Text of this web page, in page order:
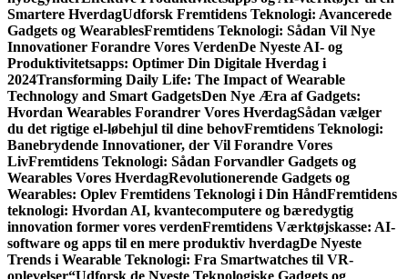
Smartere HverdagUdforsk Fremtidens Teknologi: Avancerede
Gadgets og WearablesFremtidens Teknologi: Sådan Vil Nye
Innovationer Forandre Vores VerdenDe Nyeste AI- og
Produktivitetsapps: Optimer Din Digitale Hverdag i
2024Transforming Daily Life: The Impact of Wearable
Technology and Smart GadgetsDen Nye Æra af Gadgets:
Hvordan Wearables Forandrer Vores HverdagSådan vælger
du det rigtige el-løbehjul til dine behovFremtidens Teknologi:
Banebrydende Innovationer, der Vil Forandre Vores
LivFremtidens Teknologi: Sådan Forvandler Gadgets og
Wearables Vores HverdagRevolutionerende Gadgets og
Wearables: Oplev Fremtidens Teknologi i Din HåndFremtidens
teknologi: Hvordan AI, kvantecomputere og bæredygtig
innovation former vores verdenFremtidens Værktøjskasse: AI-
software og apps til en mere produktiv hverdagDe Nyeste
Trends i Wearable Teknologi: Fra Smartwatches til VR-
oplevelser“Udforsk de Nyeste Teknologiske Gadgets og